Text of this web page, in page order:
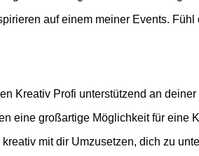
auf einem meiner Events.
Kreativ Profi unterstützend an
eine großartige Möglichkeit für eine
mit dir Umzusetzen, dich zu